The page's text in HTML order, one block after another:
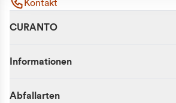
Kontakt
CURANTO
Informationen
Abfallarten